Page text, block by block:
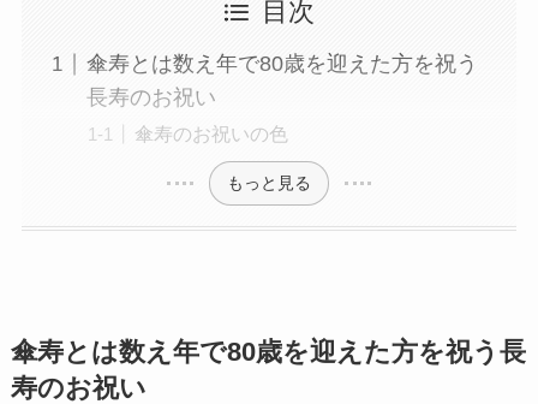
ぬいぐるみ
プレミアムギフト
フラワー（生花）
目次
傘寿とは数え年で80歳を迎えた方を祝う
長寿のお祝い
傘寿のお祝いの色
もっと見る
傘寿とは数え年で80歳を迎えた方を祝う長
寿のお祝い